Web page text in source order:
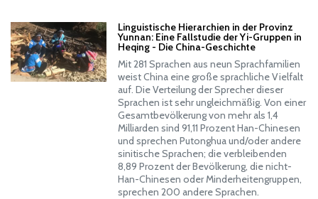
Linguistische Hierarchien in der Provinz
Yunnan: Eine Fallstudie der Yi-Gruppen in
Heqing - Die China-Geschichte
Mit 281 Sprachen aus neun Sprachfamilien
weist China eine große sprachliche Vielfalt
auf. Die Verteilung der Sprecher dieser
Sprachen ist sehr ungleichmäßig. Von einer
Gesamtbevölkerung von mehr als 1,4
Milliarden sind 91,11 Prozent Han-Chinesen
und sprechen Putonghua und/oder andere
sinitische Sprachen; die verbleibenden
8,89 Prozent der Bevölkerung, die nicht-
Han-Chinesen oder Minderheitengruppen,
sprechen 200 andere Sprachen.